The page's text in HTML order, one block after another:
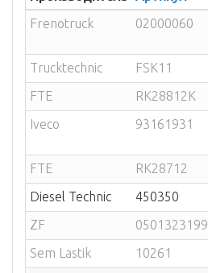
Frenotruck
02000060
Trucktechnic FSK11
FTE
RK28812K
Iveco
93161931
FTE RK28712
Diesel Technic
450350
ZF
0501323199
Sem Lastik
10261